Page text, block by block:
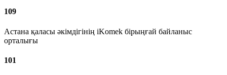
109
Астана қаласы әкімдігінің iKomek бірыңғай байланыс
орталығы
101